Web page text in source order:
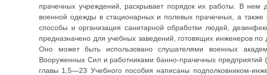
прачечных учреждений, раскрывает порядок их работы. В нем
военной одежды в стационарных и полевых прачечных, а также
способы и организация санитарной обработки людей,
предназначено для учебных заведений, готовящих инженеров
Оно может быть использовано слушателями военных
Вооруженных Сил и работниками банно-прачечных
главы 1,5—23 Учебного пособия написаны подполковником-